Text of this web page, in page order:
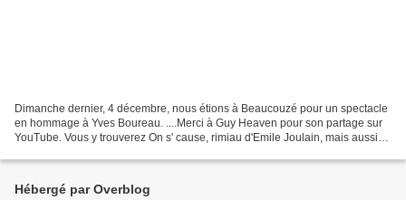
Dimanche dernier, 4 décembre, nous étions à Beaucouzé pour un spectacle
en hommage à Yves Boureau. ....Merci à Guy Heaven pour son partage sur
YouTube. Vous y trouverez On s' cause, rimiau d'Emile Joulain, mais aussi
Hébergé par Overblog